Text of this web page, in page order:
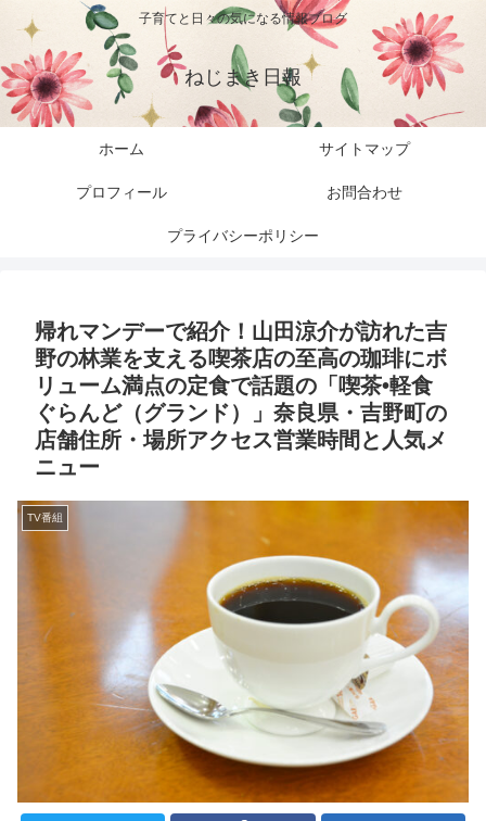
子育てと日々の気になる情報ブログ
ねじまき日報
ホーム サイトマップ
プロフィール お問合わせ
プライバシーポリシー
帰れマンデーで紹介！山田涼介が訪れた吉
野の林業を支える喫茶店の至高の珈琲にボ
リューム満点の定食で話題の「喫茶•軽食
ぐらんど（グランド）」奈良県・吉野町の
店舗住所・場所アクセス営業時間と人気メ
ニュー
TV番組